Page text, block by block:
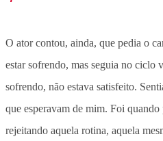
O ator contou, ainda, que pedia o
estar sofrendo, mas seguia no ciclo
sofrendo, não estava satisfeito.
que esperavam de mim. Foi
rejeitando aquela rotina, aquela